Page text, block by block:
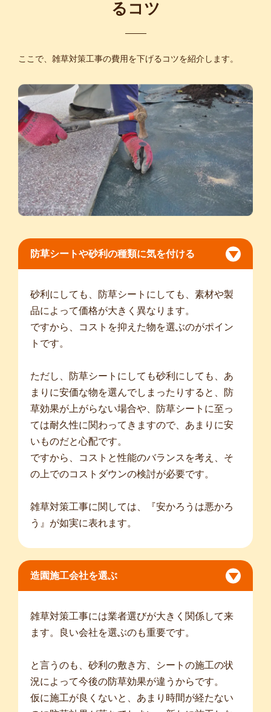
るコツ
ここで、雑草対策工事の費用を下げるコツを紹介します。
防草シートや砂利の種類に気を付ける
砂利にしても、防草シートにしても、素材や製
品によって価格が大きく異なります。
ですから、コストを抑えた物を選ぶのがポイン
トです。
ただし、防草シートにしても砂利にしても、あ
まりに安価な物を選んでしまったりすると、防
草効果が上がらない場合や、防草シートに至っ
ては耐久性に関わってきますので、あまりに安
いものだと心配です。
ですから、コストと性能のバランスを考え、そ
の上でのコストダウンの検討が必要です。
雑草対策工事に関しては、『安かろうは悪かろ
う』が如実に表れます。
造園施工会社を選ぶ
雑草対策工事には業者選びが大きく関係して来
ます。良い会社を選ぶのも重要です。
と言うのも、砂利の敷き方、シートの施工の状
況によって今後の防草効果が違うからです。
仮に施工が良くないと、あまり時間が経たない